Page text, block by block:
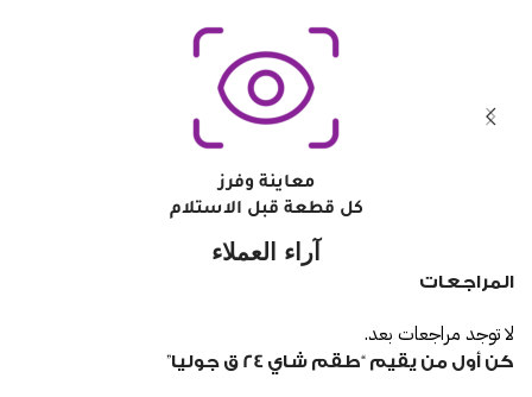
معاينة وفرز
كل قطعة قبل الاستلام
آراء العملاء
المراجعات
لا توجد مراجعات بعد.
كن أول من يقيم “طقم شاي 24 ق جوليا”